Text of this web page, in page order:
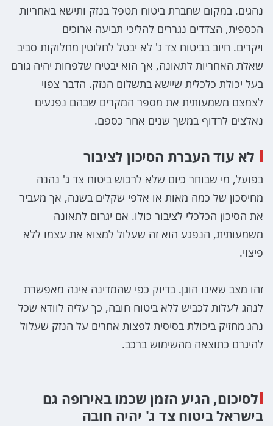
נהגים. במקום שחברת ביטוח תטפל בנזק ותישא באחריות
הכספית, הצדדים נגררים להליכי תביעה ארוכים
ויקרים. חיוב בביטוח צד ג' לא יבטל לחלוטין מחלוקות סביב
שאלת האחריות לתאונה, אך הוא יבטיח שלפחות יהיה גורם
בעל יכולת כלכלית שיישא בתשלום הנזק. הדבר צפוי
לצמצם משמעותית את מספר המקרים שבהם נפגעים
נאלצים לרדוף במשך שנים אחר כספם.
לא עוד העברת הסיכון לציבור
בפועל, מי שבוחר כיום שלא לרכוש ביטוח צד ג' נהנה
מחיסכון של כמה מאות או אלפי שקלים בשנה, אך מעביר
את הסיכון הכלכלי לציבור כולו. אם יגרום לתאונה
משמעותית, הנפגע הוא זה שעלול למצוא את עצמו ללא
פיצוי.
זהו מצב שאינו הוגן. בדיוק כפי שהמדינה אינה מאפשרת
לנהג לעלות לכביש ללא ביטוח חובה, כך עליה לוודא שכל
נהג מחזיק ביכולת בסיסית לפצות אחרים על הנזק שעלול
להיגרם כתוצאה מהשימוש ברכב.
לסיכום, הגיע הזמן שכמו באירופה גם
בישראל ביטוח צד ג' יהיה חובה